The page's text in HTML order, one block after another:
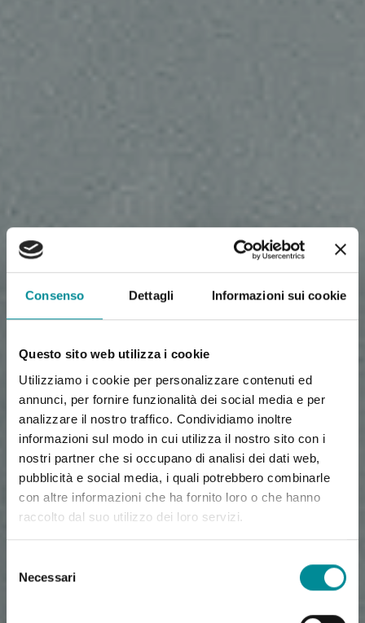
Consenso Dettagli Informazioni sui cookie
Questo sito web utilizza i cookie
Utilizziamo i cookie per personalizzare contenuti ed
annunci, per fornire funzionalità dei social media e per
analizzare il nostro traffico. Condividiamo inoltre
informazioni sul modo in cui utilizza il nostro sito con i
nostri partner che si occupano di analisi dei dati web,
pubblicità e social media, i quali potrebbero combinarle
con altre informazioni che ha fornito loro o che hanno
raccolto dal suo utilizzo dei loro servizi.
delNecessari